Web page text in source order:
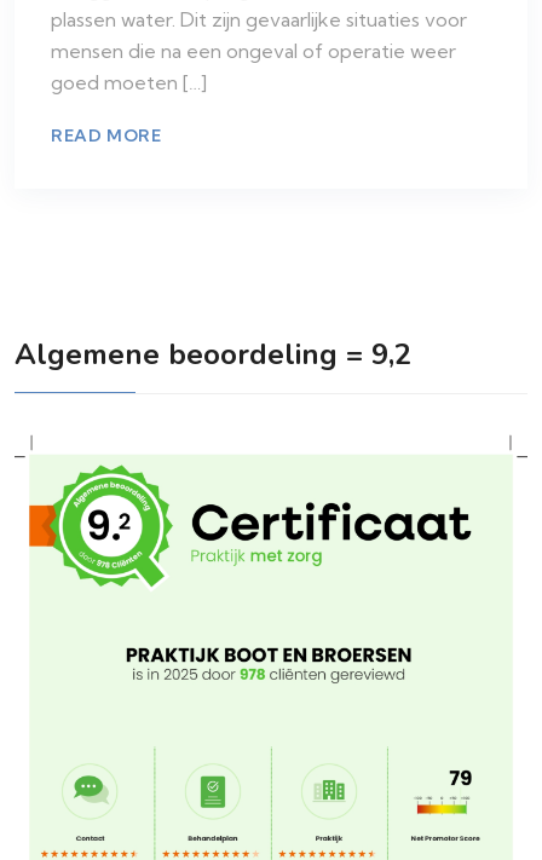
plassen water. Dit zijn gevaarlijke situaties voor
mensen die na een ongeval of operatie weer
goed moeten […]
READ MORE
Algemene beoordeling = 9,2